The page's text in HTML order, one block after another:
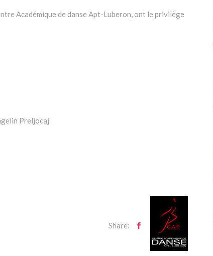
Académique de danse Apt-Luberon, ont le privilège
Preljocaj
Share: